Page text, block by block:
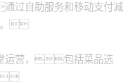
自助服务和移动支付减
。
运营，包括菜品选
